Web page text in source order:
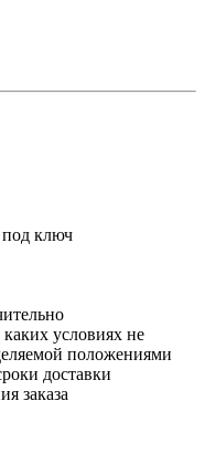
условиях не
положениями
доставки
заказа